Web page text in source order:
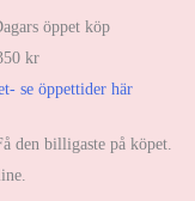
öppet köp
kr
se öppettider här
den billigaste på köpet.